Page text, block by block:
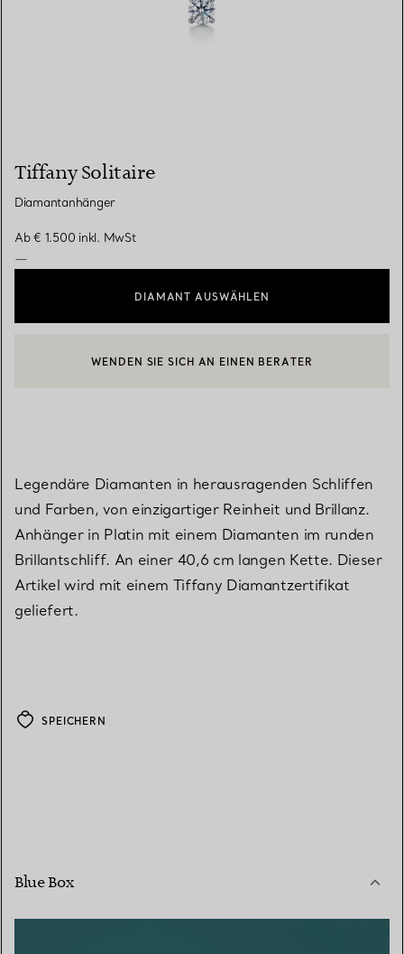
Tiffany Solitaire
Diamantanhänger
Ab€ 1.500 inkl. MwSt
—
DIAMANT AUSWÄHLEN
WENDEN SIE SICH AN EINEN BERATER
Legendäre Diamanten in herausragenden Schliffen
und Farben, von einzigartiger Reinheit und Brillanz.
Anhänger in Platin mit einem Diamanten im runden
Brillantschliff. An einer 40,6 cm langen Kette. Dieser
Artikel wird mit einem Tiffany Diamantzertifikat
geliefert.
SPEICHERN
Blue Box